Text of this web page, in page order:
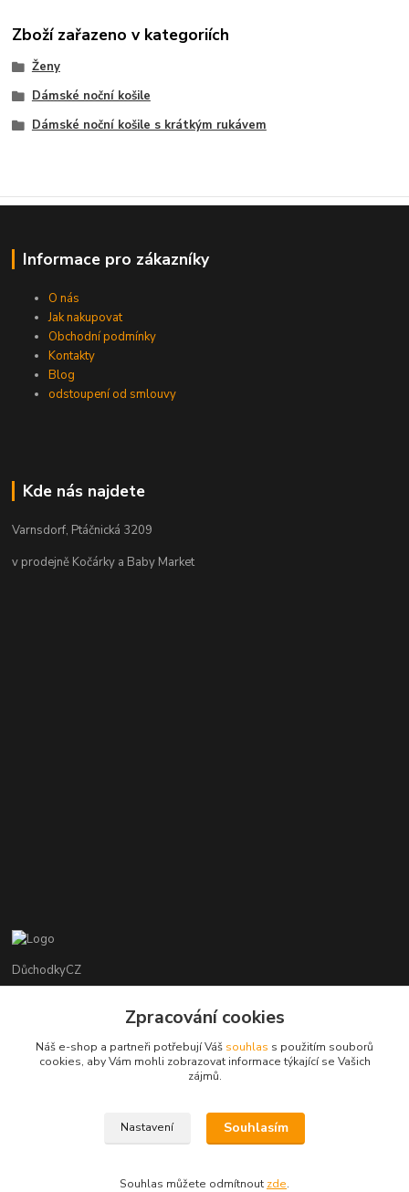
Zboží zařazeno v kategoriích
Ženy
Dámské noční košile
Dámské noční košile s krátkým rukávem
Informace pro zákazníky
O nás
Jak nakupovat
Obchodní podmínky
Kontakty
Blog
odstoupení od smlouvy
Kde nás najdete
Varnsdorf, Ptáčnická 3209
v prodejně Kočárky a Baby Market
DůchodkyCZ
+420 412384749
objednavky@duchodky.cz
Zpracování cookies
Náš e-shop a partneři potřebují Váš souhlas s použitím souborů
cookies, aby Vám mohli zobrazovat informace týkající se Vašich
zájmů.
Nastavení Souhlasím
Souhlas můžete odmítnout zde.